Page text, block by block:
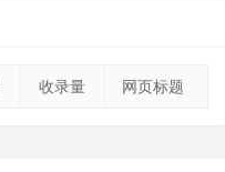
收录量 网页标题